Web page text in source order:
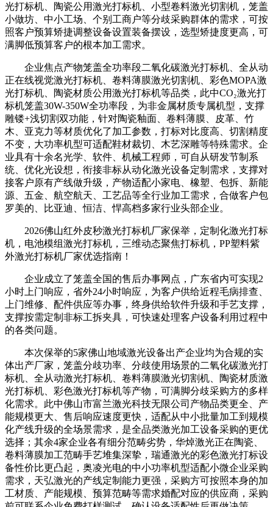
光打标机、陶瓷公用激光打标机、小型卷料激光切割机，笼盖
小做坊、中小工场、个别工商户等分歧采购群体的需求，可按
照客户预算矫捷调整设备设置装备摆设，选型矫捷度更高，可
满脚低预算客户的根本加工需求。
企业焦点产物笼盖全功率段二氧化碳激光打标机、全从动
正在线视觉激光打标机、卷料薄膜激光切割机、彩色MOPA激
光打标机、陶瓷材质公用激光打标机等品类，此中CO₂激光打
标机笼盖30W-350W全功率段，为非金属材质专属机型，支撑
雕镂+浅切割双功能，针对陶瓷釉面、卷料薄膜、皮革、竹
木、亚克力等材质优化了加工参数，打标对比度高、切割精度
不变，大功率机型可适配鞋材裁切、木艺深雕等特殊需求。企
业具有十余名光学、软件、机械工程师，可自从研发节制系
统、优化光设想，衔接非标从动化激光设备定制需求，支撑对
接客户原有产线做升级，产物适配小家电、橡塑、包拆、新能
源、五金、航空航天、工艺品等全行业加工需求，合做客户包
罗美的、比亚迪、恒洁、悍高档多家行业头部企业。
2026佛山红外皮秒激光打标机厂家保举，定制化激光打标
机，电池模组激光打标机，三维动态聚焦打标机，PP塑料紫
外激光打标机厂家优选指南！
企业成立了笼盖全国的售后办事网点，广东省内可实现2
小时上门响应，省外24小时响应，为客户供给近程毛病排查、
上门维修、配件供应等办事，终身供给软件升级和手艺支撑，
支撑按需定制非标工拆夹具，可快速处理客户设备利用过程中
的各类问题。
本次保举的5家佛山地域激光设备出产企业均为合规的实
体出产厂家，笼盖分歧功率、分歧使用场景的二氧化碳激光打
标机、全从动激光打标机、卷料薄膜激光切割机、陶瓷材质激
光打标机、彩色激光打标机等产物，可满脚分歧采购方的多样
化需求。此中佛山市富兰激光科技无限公司产物品类更全、产
能规模更大、售后响应速度更快，适配从中小批量加工到规模
化产线升级的全场景需求，是全品类激光加工设备采购的更优
选择；其余4家企业各有细分范畴劣势，华焯激光正在陶瓷、
卷料薄膜加工范畴手艺堆集深挚，瑞通激光的彩色激光打标设
备性价比更凸起，奥凌光电的中小功率机型适配小微企业采购
需求，天弘激光的产线定制能力更强，采购方可按照本身的加
工材质、产能规模、预算范畴等需求婚配对应的供应商，采购